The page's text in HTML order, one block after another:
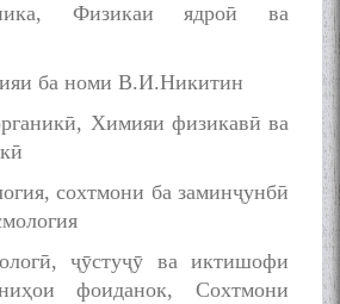
Физикаи ядроӣ ва
ба номи В.И.Никитин
Химияи физикавӣ ва
сохтмони ба заминҷунбӣ
ҷӯстуҷӯ ва иктишофи
фоиданок, Сохтмони